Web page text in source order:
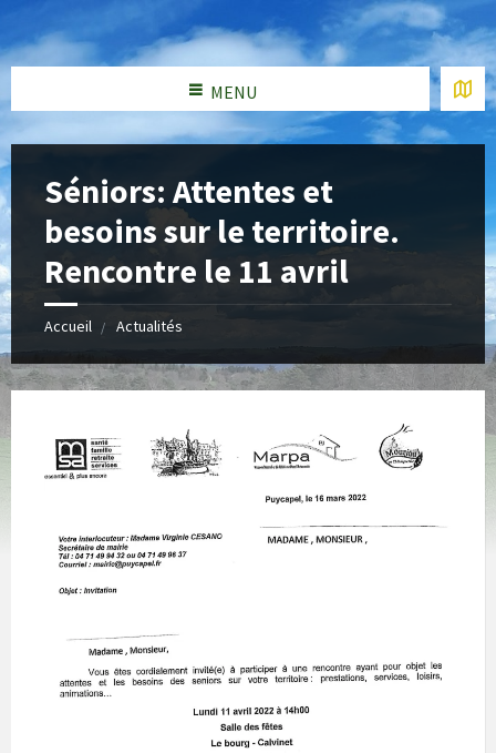
MENU
Séniors: Attentes et
besoins sur le territoire.
Rencontre le 11 avril
Accueil Actualités